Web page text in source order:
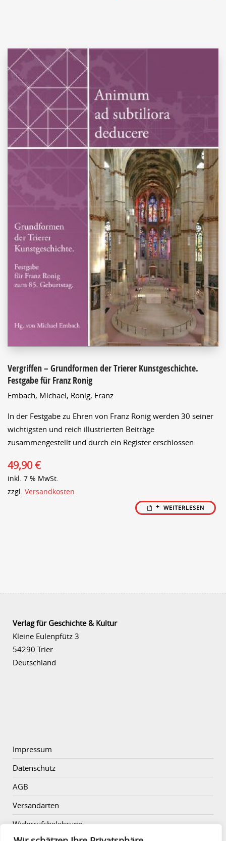
Vergriffen – Grundformen der Trierer Kunstgeschichte.
Festgabe für Franz Ronig
Embach, Michael, Ronig, Franz
In der Festgabe zu Ehren von Franz Ronig werden 30 seiner
wichtigsten und reich illustrierten Beiträge
zusammengestellt und durch ein Register erschlossen.
49,90€
inkl. 7 % MwSt.
zzgl. Versandkosten
WEITERLESEN
Verlag für Geschichte & Kultur
Kleine Eulenpfütz 3
54290 Trier
Deutschland
Impressum
Datenschutz
AGB
Versandarten
Widerrufsbelehrung